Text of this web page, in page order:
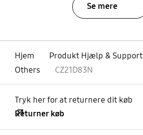
Se mere
Hjem Produkt Hjælp & Support
Others
CZ21D83N
Tryk her for at returnere dit køb
Returner køb